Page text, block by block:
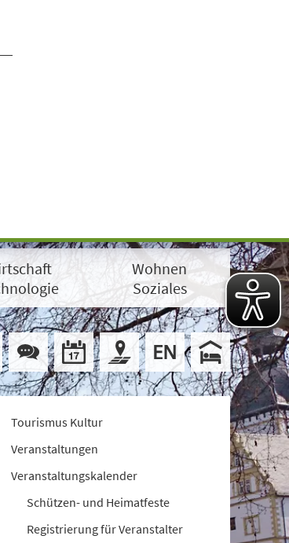
Wohnen
Soziales
Tourismus Kultur
Veranstaltungen
Veranstaltungskalender
Schützen- und Heimatfeste
Registrierung für Veranstalter